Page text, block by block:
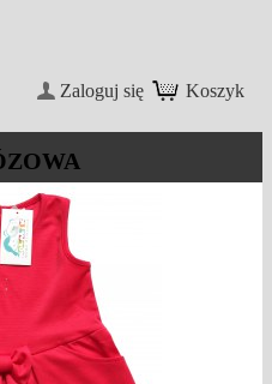
Koszyk
Zaloguj się